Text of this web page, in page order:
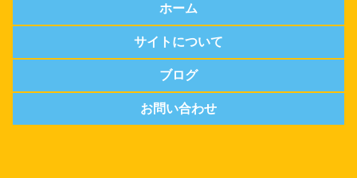
ホーム
サイトについて
ブログ
お問い合わせ